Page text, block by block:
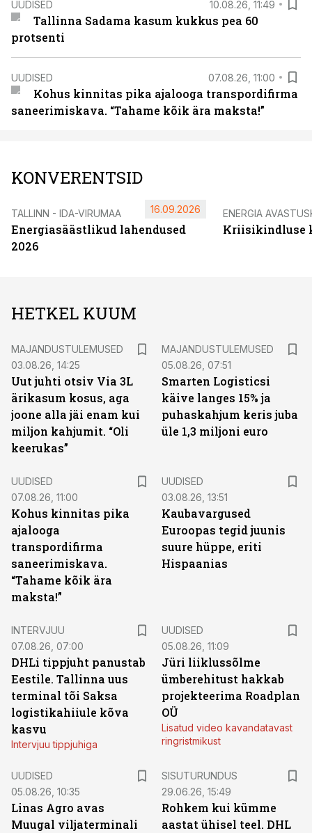
UUDISED 10.08.26, 11:49
Tallinna Sadama kasum kukkus pea 60
protsenti
UUDISED 07.08.26, 11:00
Kohus kinnitas pika ajalooga transpordifirma
saneerimiskava. “Tahame kõik ära maksta!”
KONVERENTSID
TALLINN - IDA-VIRUMAA
Energiasäästlikud lahendused
2026
16.09.2026 ENERGIA
Kriisikindluse
HETKEL KUUM
MAJANDUSTULEMUSED
03.08.26, 14:25
Uut juhti otsiv Via 3L
ärikasum kosus, aga
joone alla jäi enam kui
miljon kahjumit. “Oli
keerukas”
MAJANDUSTULEMUSED
05.08.26, 07:51
Smarten Logisticsi
käive langes 15% ja
puhaskahjum keris juba
üle 1,3 miljoni euro
UUDISED
07.08.26, 11:00
Kohus kinnitas pika
ajalooga
transpordifirma
saneerimiskava.
“Tahame kõik ära
maksta!”
UUDISED
03.08.26, 13:51
Kaubavargused
Euroopas tegid juunis
suure hüppe, eriti
Hispaanias
INTERVJUU
07.08.26, 07:00
DHLi tippjuht panustab
Eestile. Tallinna uus
terminal tõi Saksa
logistikahiiule kõva
kasvu
Intervjuu tippjuhiga
UUDISED
05.08.26, 11:09
Jüri liiklussõlme
ümberehitust hakkab
projekteerima Roadplan
OÜ
Lisatud video kavandatavast
ringristmikust
UUDISED
05.08.26, 10:35
Linas Agro avas
Muugal viljaterminali
SISUTURUNDUS
29.06.26, 15:49
Rohkem kui kümme
aastat ühisel teel. DHL